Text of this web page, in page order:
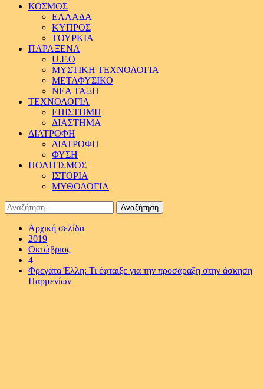
ΚΟΣΜΟΣ
ΕΛΛΑΔΑ
ΚΥΠΡΟΣ
ΤΟΥΡΚΙΑ
ΠΑΡΑΞΕΝΑ
U.F.O
ΜΥΣΤΙΚΗ ΤΕΧΝΟΛΟΓΙΑ
ΜΕΤΑΦΥΣΙΚΟ
ΝΕΑ ΤΑΞΗ
ΤΕΧΝΟΛΟΓΙΑ
ΕΠΙΣΤΗΜΗ
ΔΙΑΣΤΗΜΑ
ΔΙΑΤΡΟΦΗ
ΔΙΑΤΡΟΦΗ
ΦΥΣΗ
ΠΟΛΙΤΙΣΜΟΣ
ΙΣΤΟΡΙΑ
ΜΥΘΟΛΟΓΙΑ
Αναζήτηση
για:
Αρχική σελίδα
2019
Οκτώβριος
4
Φρεγάτα Έλλη: Τι έφταιξε για την προσάραξη στην άσκηση
Παρμενίων